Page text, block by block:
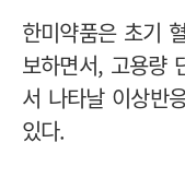
한미약품은 초기
보하면서, 고용량
서 나타날 이상반
있다.